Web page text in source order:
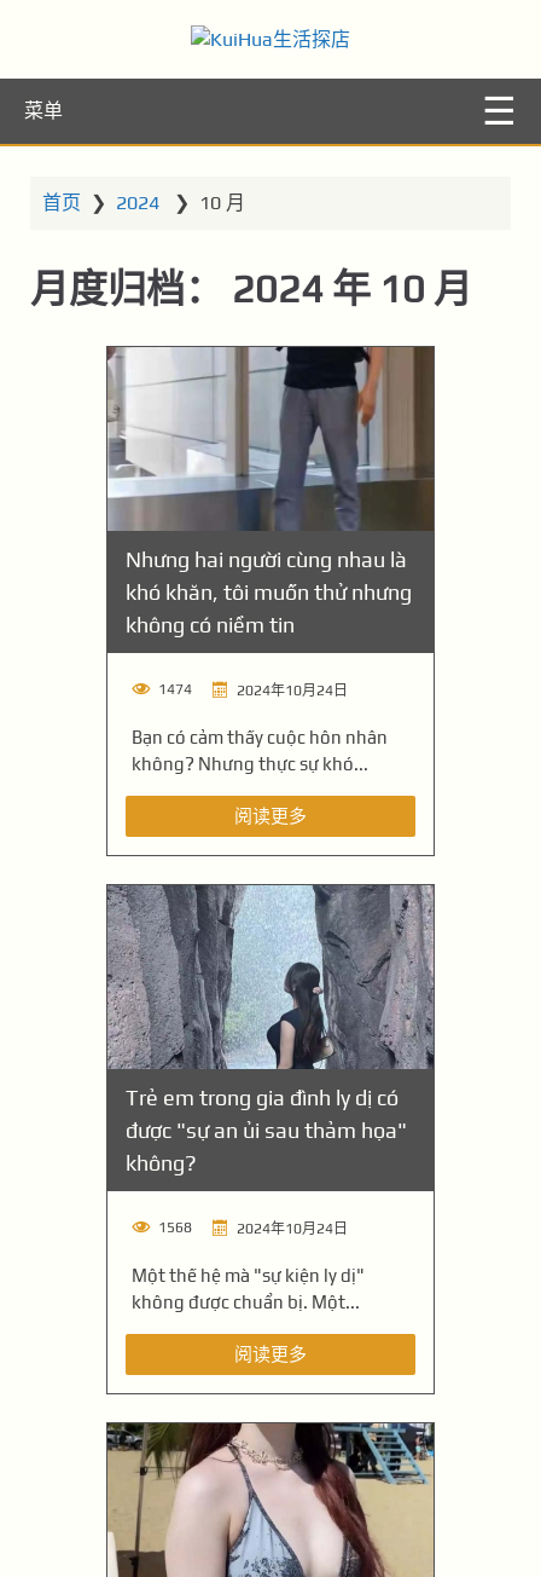
KuiHua生活探
店
菜单
首页 ❯ 2024 ❯ 10 月
月度归档： 2024 年 10 月
Nhưng hai người cùng nhau là
khó khăn, tôi muốn thử nhưng
không có niềm tin
1474 2024年10月24日
Bạn có cảm thấy cuộc hôn nhân
không? Nhưng thực sự khó...
阅读更多
Trẻ em trong gia đình ly dị có
được "sự an ủi sau thảm họa"
không?
1568 2024年10月24日
Một thế hệ mà "sự kiện ly dị"
không được chuẩn bị. Một...
阅读更多